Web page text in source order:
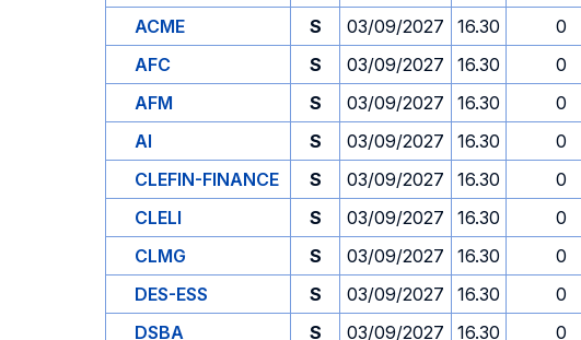
ACME
S 03/09/2027 16.30 0
AFC
S 03/09/2027 16.30 0
AFM
S 03/09/2027 16.30 0
AI
S 03/09/2027 16.30 0
CLEFIN-FINANCE
S 03/09/2027 16.30 0
CLELI
S 03/09/2027 16.30 0
CLMG
S 03/09/2027 16.30 0
DES-ESS
S 03/09/2027 16.30 0
DSBA
S 03/09/2027 16.30 0